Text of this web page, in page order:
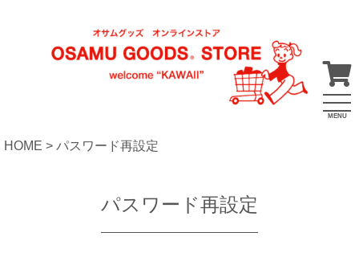
MENU
HOME パスワード再設定
パスワード再設定